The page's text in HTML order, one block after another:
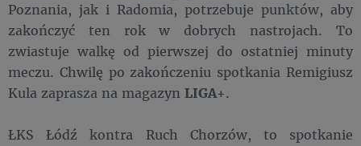
Poznania, jak i Radomia, potrzebuje punktów, aby
zakończyć ten rok w dobrych nastrojach. To
zwiastuje walkę od pierwszej do ostatniej minuty
meczu. Chwilę po zakończeniu spotkania Remigiusz
Kula zaprasza na magazyn LIGA+.
ŁKS Łódź kontra Ruch Chorzów, to spotkanie